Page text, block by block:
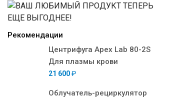
Рекомендации
Центрифуга Apex Lab 80-2S
Для плазмы крови
21 600₽
Облучатель-рециркулятор